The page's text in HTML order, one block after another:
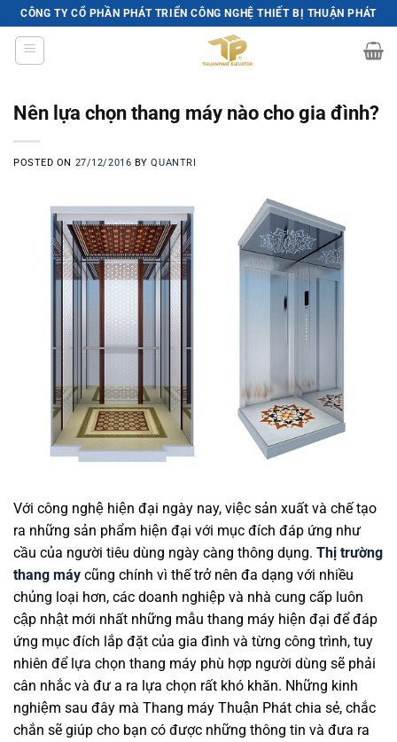
Skip
to
content
CÔNG TY CỔ PHẦN PHÁT TRIỂN CÔNG NGHỆ THIẾT BỊ THUẬN PHÁT
Nên lựa chọn thang máy nào cho gia đình?
POSTED ON 27/12/2016 BYQUANTRI
Với công nghệ hiện đại ngày nay, việc sản xuất và chế tạo
ra những sản phẩm hiện đại với mục đích đáp ứng như
cầu của người tiêu dùng ngày càng thông dụng. Thị trường
thang máy cũng chính vì thế trở nên đa dạng với nhiều
chủng loại hơn, các doanh nghiệp và nhà cung cấp luôn
cập nhật mới nhất những mẫu thang máy hiện đại để đáp
ứng mục đích lắp đặt của gia đình và từng công trình, tuy
nhiên để lựa chọn thang máy phù hợp người dùng sẽ phải
cân nhắc và đư a ra lựa chọn rất khó khăn. Những kinh
nghiệm sau đây mà Thang máy Thuận Phát chia sẻ, chắc
chắn sẽ giúp cho bạn có được những thông tin và đưa ra